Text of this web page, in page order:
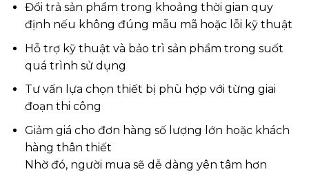
Đổi trả sản phẩm trong khoảng thời gian quy
định nếu không đúng mẫu mã hoặc lỗi kỹ thuật
Hỗ trợ kỹ thuật và bảo trì sản phẩm trong suốt
quá trình sử dụng
Tư vấn lựa chọn thiết bị phù hợp với từng giai
đoạn thi công
Giảm giá cho đơn hàng số lượng lớn hoặc khách
hàng thân thiết
Nhờ đó, người mua sẽ dễ dàng yên tâm hơn